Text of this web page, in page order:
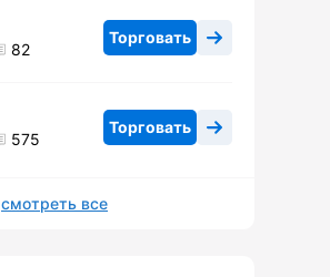
82
Торговать
575
Торговать
смотреть все